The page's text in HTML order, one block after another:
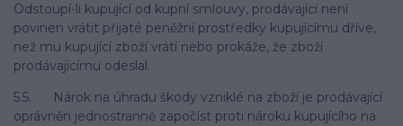
Odstoupí-li kupující od kupní smlouvy, prodávající není
povinen vrátit přijaté peněžní prostředky kupujícímu dříve,
než mu kupující zboží vrátí nebo prokáže, že zboží
prodávajícímu odeslal.
5.5. Nárok na úhradu škody vzniklé na zboží je prodávající
oprávněn jednostranně započíst proti nároku kupujícího na